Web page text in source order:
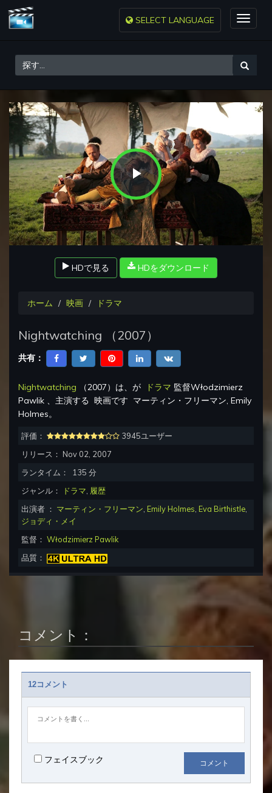
Toggle
SELECT LANGUAGE
Play
Video
HDで見る HDをダウンロード
ホーム 映画 ドラマ
Nightwatching （2007 ）
共有：
Nightwatching （2007）は、が ドラマ 監督Włodzimierz
Pawlik 、主演する 映画です マーティン・フリーマン, Emily
Holmes。
評価：
3945ユーザー
リリース： Nov 02, 2007
ランタイム：
135 分
ジャンル：
ドラマ 履歴
出演者 ： マーティン・フリーマン Emily Holmes Eva Birthistle
ジョディ・メイ
監督： Włodzimierz Pawlik
品質：
コメント：
12コメント
フェイスブック コメント